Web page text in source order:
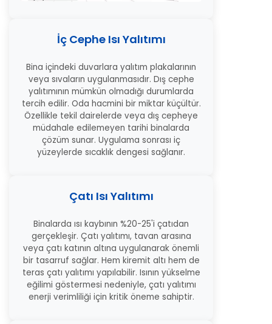
İç Cephe Isı Yalıtımı
Bina içindeki duvarlara yalıtım plakalarının
veya sıvaların uygulanmasıdır. Dış cephe
yalıtımının mümkün olmadığı durumlarda
tercih edilir. Oda hacmini bir miktar küçültür.
Özellikle tekil dairelerde veya dış cepheye
müdahale edilemeyen tarihi binalarda
çözüm sunar. Uygulama sonrası iç
yüzeylerde sıcaklık dengesi sağlanır.
Çatı Isı Yalıtımı
Binalarda ısı kaybının %20-25'i çatıdan
gerçekleşir. Çatı yalıtımı, tavan arasına
veya çatı katının altına uygulanarak önemli
bir tasarruf sağlar. Hem kiremit altı hem de
teras çatı yalıtımı yapılabilir. Isının yükselme
eğilimi göstermesi nedeniyle, çatı yalıtımı
enerji verimliliği için kritik öneme sahiptir.